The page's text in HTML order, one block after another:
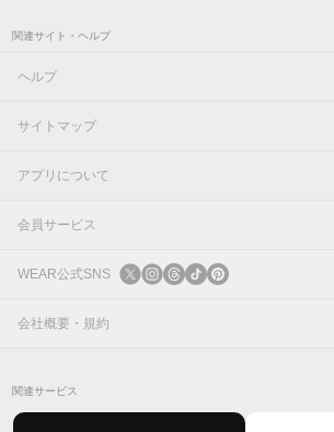
関連サイト・ヘルプ
ヘルプ
サイトマップ
アプリについて
会員サービス
ログイン
新規会員登録
WEAR公式SNS
X
会社概要・規約
関連サービス